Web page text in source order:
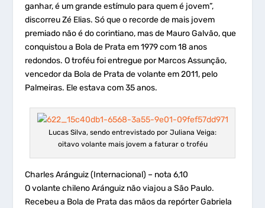
ganhar, é um grande estímulo para quem é jovem”,
discorreu Zé Elias. Só que o recorde de mais jovem
premiado não é do corintiano, mas de Mauro Galvão, que
conquistou a Bola de Prata em 1979 com 18 anos
redondos. O troféu foi entregue por Marcos Assunção,
vencedor da Bola de Prata de volante em 2011, pelo
Palmeiras. Ele estava com 35 anos.
Lucas Silva, sendo entrevistado por Juliana Veiga:
oitavo volante mais jovem a faturar o troféu
Charles Aránguiz (Internacional) – nota 6,10
O volante chileno Aránguiz não viajou a São Paulo.
Recebeu a Bola de Prata das mãos da repórter Gabriela